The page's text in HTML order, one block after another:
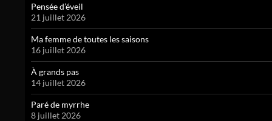
Pensée d’éveil
21 juillet 2026
Ma femme de toutes les saisons
16 juillet 2026
À grands pas
14 juillet 2026
Paré de myrrhe
8 juillet 2026